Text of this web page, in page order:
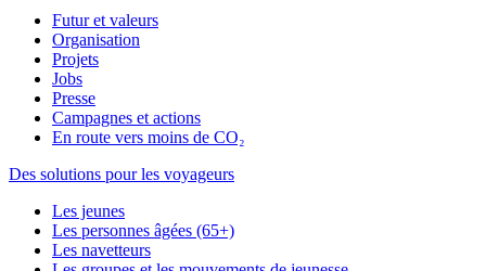
Futur et valeurs
Organisation
Projets
Jobs
Presse
Campagnes et actions
En route vers moins de CO₂
Des solutions pour les voyageurs
Les jeunes
Les personnes âgées (65+)
Les navetteurs